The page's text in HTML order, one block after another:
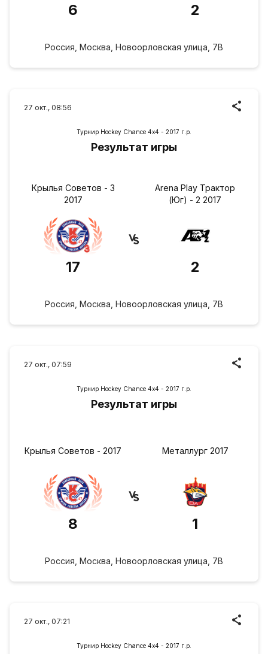
6 2
Россия, Москва, Новоорловская улица, 7В
27 окт., 08:56
Турнир Hockey Chance 4х4 - 2017 г.р.
Результат игры
Крылья Советов - 3
2017
17
Arena Play Трактор
(Юг) - 2 2017
2
Россия, Москва, Новоорловская улица, 7В
27 окт., 07:59
Турнир Hockey Chance 4х4 - 2017 г.р.
Результат игры
Крылья Советов - 2017
8
Металлург 2017
1
Россия, Москва, Новоорловская улица, 7В
27 окт., 07:21
Турнир Hockey Chance 4х4 - 2017 г.р.